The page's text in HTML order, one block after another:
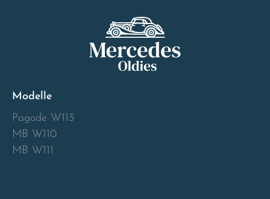
Modelle
Pagode W113
MB W110
MB W111
Schweiz
Slovakia